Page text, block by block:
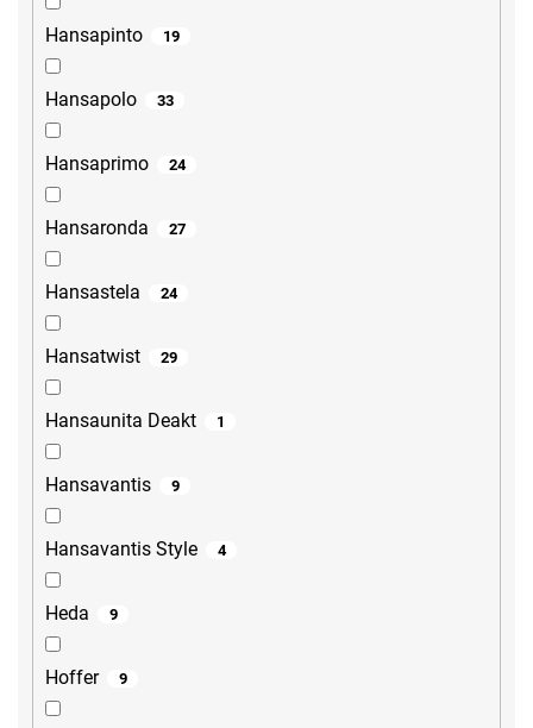
Hansapinto 19
Hansapolo 33
Hansaprimo 24
Hansaronda 27
Hansastela 24
Hansatwist 29
Hansaunita Deakt 1
Hansavantis 9
Hansavantis Style 4
Heda 9
Hoffer 9